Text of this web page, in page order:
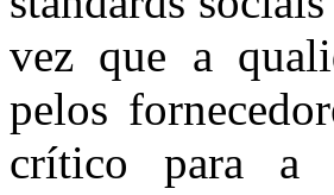
vez que a
pelos
crítico para a